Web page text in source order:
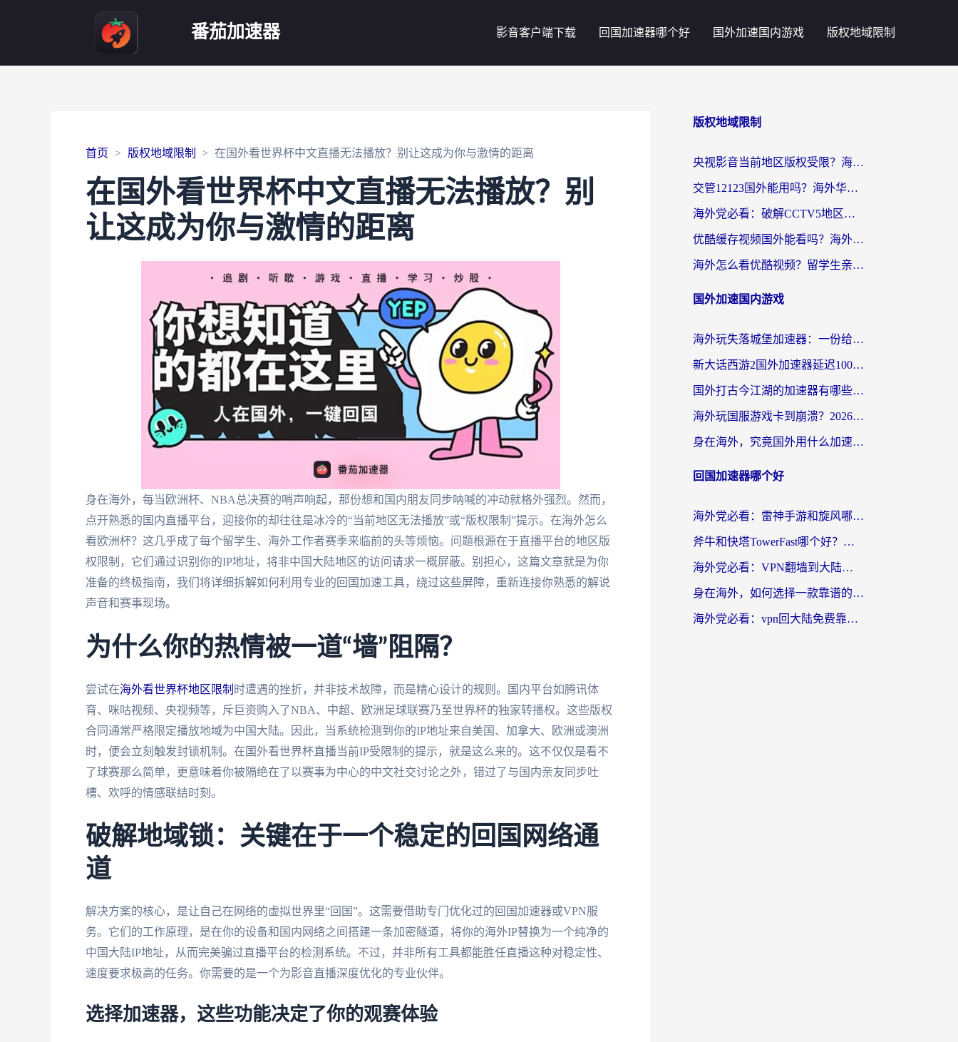
番茄加速器 影音客户端下载 回国加速器哪个好 国外加速国内游戏 版权地域限制
首页 版权地域限制 在国外看世界杯中文直播无法播放？别让这成为你与激情的距离
在国外看世界杯中文直播无法播放？别
让这成为你与激情的距离
身在海外，每当欧洲杯、NBA总决赛的哨声响起，那份想和国内朋友同步呐喊的冲动就格外强烈。然而，
点开熟悉的国内直播平台，迎接你的却往往是冰冷的“当前地区无法播放”或“版权限制”提示。在海外怎么
看欧洲杯？这几乎成了每个留学生、海外工作者赛季来临前的头等烦恼。问题根源在于直播平台的地区版
权限制，它们通过识别你的IP地址，将非中国大陆地区的访问请求一概屏蔽。别担心，这篇文章就是为你
准备的终极指南，我们将详细拆解如何利用专业的回国加速工具，绕过这些屏障，重新连接你熟悉的解说
声音和赛事现场。
为什么你的热情被一道“墙”阻隔？
尝试在海外看世界杯地区限制 时遭遇的挫折，并非技术故障，而是精心设计的规则。国内平台如腾讯体
育、咪咕视频、央视频等，斥巨资购入了NBA、中超、欧洲足球联赛乃至世界杯的独家转播权。这些版权
合同通常严格限定播放地域为中国大陆。因此，当系统检测到你的IP地址来自美国、加拿大、欧洲或澳洲
时，便会立刻触发封锁机制。在国外看世界杯直播当前IP受限制的提示，就是这么来的。这不仅仅是看不
了球赛那么简单，更意味着你被隔绝在了以赛事为中心的中文社交讨论之外，错过了与国内亲友同步吐
槽、欢呼的情感联结时刻。
破解地域锁：关键在于一个稳定的回国网络通
道
解决方案的核心，是让自己在网络的虚拟世界里“回国”。这需要借助专门优化过的回国加速器或VPN服
务。它们的工作原理，是在你的设备和国内网络之间搭建一条加密隧道，将你的海外IP替换为一个纯净的
中国大陆IP地址，从而完美骗过直播平台的检测系统。不过，并非所有工具都能胜任直播这种对稳定性、
速度要求极高的任务。你需要的是一个为影音直播深度优化的专业伙伴。
选择加速器，这些功能决定了你的观赛体验
版权地域限制
央视影音当前地区版权受限？海外党追剧看片的终极解决方案来了
交管12123国外能用吗？海外华人亲测有效的回国加速器选择指南
海外党必看：破解CCTV5地区限制，这样看欧洲杯奥运直播才够爽！
优酷缓存视频国外能看吗？海外党追剧看片的终极解决方案来了
海外怎么看优酷视频？留学生亲测有效的回国加速器选择指南
国外加速国内游戏
海外玩失落城堡加速器：一份给漂泊玩家的网络自救指南
新大话西游2国外加速器延迟100以下怎么办？海外党实测有效的低延迟指南
国外打古今江湖的加速器有哪些游戏？一个海外玩家的终极选择指南
海外玩国服游戏卡到崩溃？2026加速器免费推荐+实用指南（亲测有效）
身在海外，究竟国外用什么加速器打wow好？
回国加速器哪个好
海外党必看：雷神手游和旋风哪个好？3分钟选对回国加速器，无缝刷国内剧玩游戏
斧牛和快塔TowerFast哪个好？海外党如何选对回国加速器
海外党必看：VPN翻墙到大陆的实用指南——从看CCTV5到选加速器，一篇全搞定
身在海外，如何选择一款靠谱的加速国内网络的加速器？
海外党必看：vpn回大陆免费靠谱吗？3步选对加速器实现无缝刷国内资源